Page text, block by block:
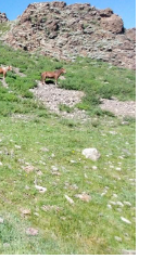
Blog